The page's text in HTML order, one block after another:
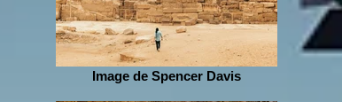
Image de Spencer Davis